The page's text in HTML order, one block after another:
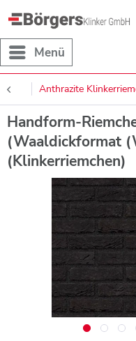
Menü
Anthrazite
Handform-
(Waaldickformat
(Klinkerriemchen)